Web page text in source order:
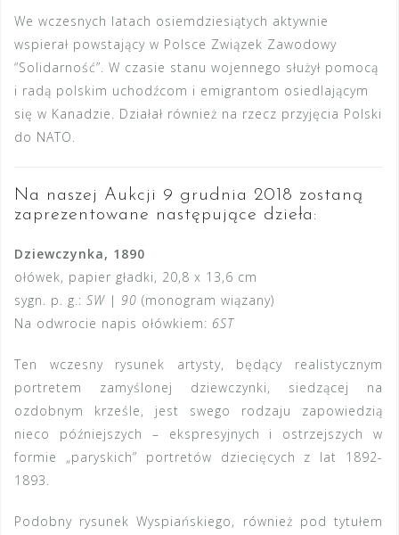
We wczesnych latach osiemdziesiątych aktywnie
wspierał powstający w Polsce Związek Zawodowy
“Solidarność”. W czasie stanu wojennego służył pomocą
i radą polskim uchodźcom i emigrantom osiedlającym
się w Kanadzie. Działał również na rzecz przyjęcia Polski
do NATO.
Na naszej Aukcji 9 grudnia 2018 zostaną
zaprezentowane następujące dzieła:
Dziewczynka, 1890
ołówek, papier gładki, 20,8 x 13,6 cm
sygn. p. g.: SW | 90 (monogram wiązany)
Na odwrocie napis ołówkiem: 6ST
Ten wczesny rysunek artysty, będący realistycznym
portretem zamyślonej dziewczynki, siedzącej na
ozdobnym krześle, jest swego rodzaju zapowiedzią
nieco późniejszych – ekspresyjnych i ostrzejszych w
formie „paryskich” portretów dziecięcych z lat 1892-
1893.
Podobny rysunek Wyspiańskiego, również pod tytułem